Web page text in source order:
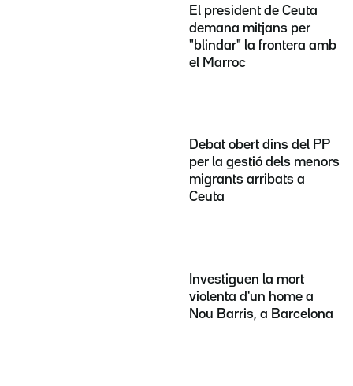
El president de Ceuta
demana mitjans per
"blindar" la frontera amb
el Marroc
Debat obert dins del PP
per la gestió dels menors
migrants arribats a
Ceuta
Investiguen la mort
violenta d'un home a
Nou Barris, a Barcelona